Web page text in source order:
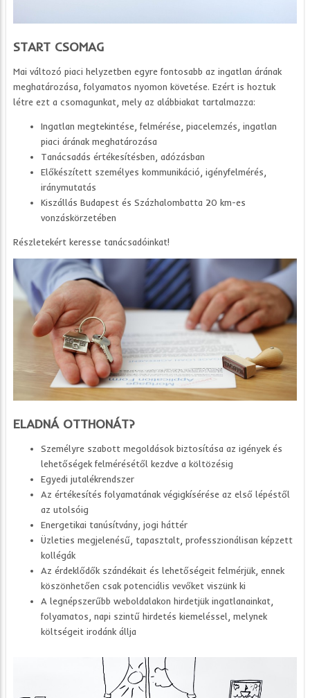
START CSOMAG
Mai változó piaci helyzetben egyre fontosabb az ingatlan árának
meghatározása, folyamatos nyomon követése. Ezért is hoztuk
létre ezt a csomagunkat, mely az alábbiakat tartalmazza:
Ingatlan megtekintése, felmérése, piacelemzés, ingatlan
piaci árának meghatározása
Tanácsadás értékesítésben, adózásban
Előkészített személyes kommunikáció,igényfelmérés,
iránymutatás
Kiszállás Budapest és Százhalombatta 20 km-es
vonzáskörzetében
Részletekért keresse tanácsadóinkat!
ELADNÁ OTTHONÁT?
Személyre szabott megoldások biztosítása az igények és
lehetőségek felmérésétől kezdve a költözésig
Egyedi jutalékrendszer
Az értékesítés folyamatának végigkísérése az első lépéstől
az utolsóig
Energetikai tanúsítvány, jogi háttér
Üzleties megjelenésű, tapasztalt, professzionálisan képzett
kollégák
Az érdeklődők szándékait és lehetőségeit felmérjük, ennek
köszönhetően csak potenciális vevőket viszünk ki
A legnépszerűbb weboldalakon hirdetjük ingatlanainkat,
folyamatos, napi szintű hirdetés kiemeléssel, melynek
költségeit irodánk állja